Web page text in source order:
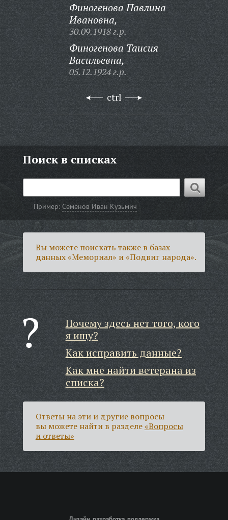
Финогенова Павлина
Ивановна,
30.09.1918 г.р.
Финогенова Таисия
Васильевна,
05.12.1924 г.р.
ctrl
Поиск в списках
Пример:Семенов Иван Кузьмич
Вы можете поискать также в базах
данных «Мемориал» и «Подвиг народа».
Почему здесь нет того, кого
я ищу?
Как исправить данные?
Как мне найти ветерана из
списка?
Ответы на эти и другие вопросы
вы можете найти в разделе«Вопросы
и ответы»